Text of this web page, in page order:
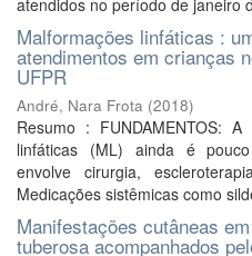
atendidos no período de janeiro
Malformações linfáticas :
atendimentos em crianças
UFPR
André, Nara Frota (2018)
Resumo : FUNDAMENTOS:
linfáticas (ML) ainda é
envolve cirurgia,
Medicações sistêmicas como
Manifestações cutâneas
tuberosa acompanhados